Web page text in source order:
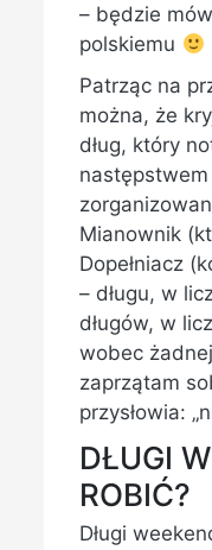
– będzie
polskiemu
Patrząc na
można, że
dług, który
Mianownik
Dopełniacz
– długu, w
długów, w
wobec
zaprzątam
przysłowia:
DŁUGI
ROBIĆ?
Długi